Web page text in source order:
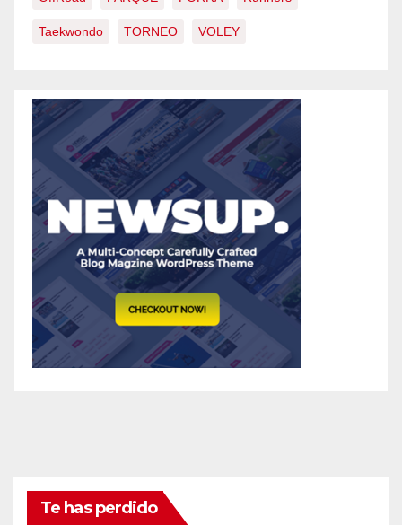
Taekwondo TORNEO VOLEY
Te has perdido